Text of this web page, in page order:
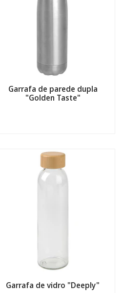
Garrafa de parede dupla
"Golden Taste"
Garrafa de vidro "Deeply"